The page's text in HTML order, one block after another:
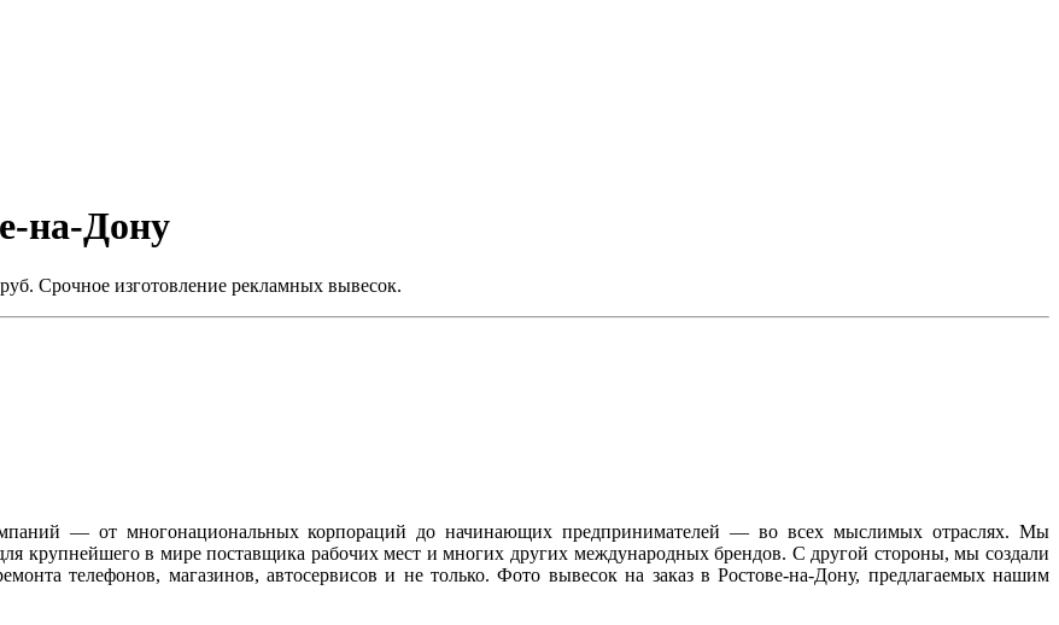
на-Дону
Срочное изготовление рекламных вывесок.
— от многонациональных корпораций до начинающих предпринимателей — во всех мыслимых отраслях. Мы
крупнейшего в мире поставщика рабочих мест и многих других международных брендов. С другой стороны, мы создали
телефонов, магазинов, автосервисов и не только. Фото вывесок на заказ в Ростове-на-Дону, предлагаемых нашим